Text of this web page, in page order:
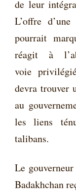
de leur
L’offre
pourrait
réagit à
voie
devra trouver
au
les liens
talibans.
Le
Badakhchan